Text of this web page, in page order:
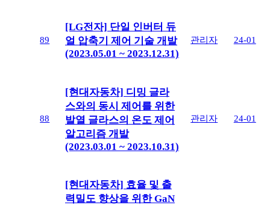
89
[LG전자] 단일 인버터 듀
얼 압축기 제어 기술 개발
(2023.05.01 ~ 2023.12.31)
관리자 24-01
88
[현대자동차] 디밍 글라
스와의 동시 제어를 위한
발열 글라스의 온도 제어
알고리즘 개발
(2023.03.01 ~ 2023.10.31)
관리자 24-01
[현대자동차] 효율 및 출
력밀도 향상을 위한 GaN